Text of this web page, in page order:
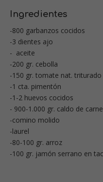
Ingredientes
-800 garbanzos cocidos
-3 dientes ajo
- aceite
-200 gr. cebolla
-150 gr. tomate nat. triturado
-1 cta. pimentón
-1-2 huevos cocidos
- 900-1.000 gr. caldo de
-comino molido
-laurel
-80-100 gr. arroz
-100 gr. jamón serrano en